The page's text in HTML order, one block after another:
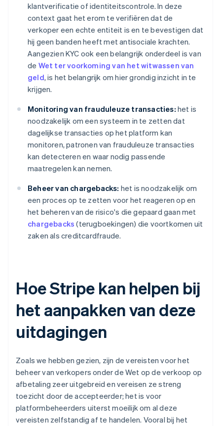
klantverificatie of identiteitscontrole. In deze
context gaat het erom te verifiëren dat de
verkoper een echte entiteit is en te bevestigen dat
hij geen banden heeft met antisociale krachten.
Aangezien KYC ook een belangrijk onderdeel is van
de Wet ter voorkoming van het witwassen van
geld, is het belangrijk om hier grondig inzicht in te
krijgen.
Monitoring van frauduleuze transacties: het is
noodzakelijk om een systeem in te zetten dat
dagelijkse transacties op het platform kan
monitoren, patronen van frauduleuze transacties
kan detecteren en waar nodig passende
maatregelen kan nemen.
Beheer van chargebacks: het is noodzakelijk om
een proces op te zetten voor het reageren op en
het beheren van de risico's die gepaard gaan met
chargebacks (terugboekingen) die voortkomen uit
zaken als creditcardfraude.
Hoe Stripe kan helpen bij
het aanpakken van deze
uitdagingen
Zoals we hebben gezien, zijn de vereisten voor het
beheer van verkopers onder de Wet op de verkoop op
afbetaling zeer uitgebreid en vereisen ze streng
toezicht door de accepteerder; het is voor
platformbeheerders uiterst moeilijk om al deze
vereisten zelfstandig af te handelen. Vooral bij het